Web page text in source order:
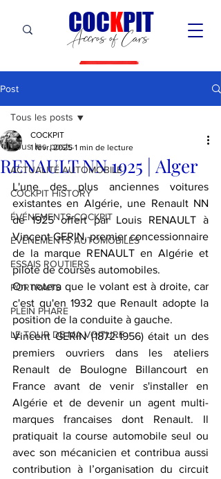
Accros of Cars
COCKPIT
Post
Tous les posts
ACTUALITÉ AUTOMOBILE
COCKPIT HiSTORY
ÉVÉNEMENTS COCKPIT
ÉVÉNEMENTS AUTOMOBILES
ESSAIS ROUTIERS
PORTRAITS
PLEIN PHARE
LE TOUR DE MA VOITURE
Tous les posts
RENAULT NN 1925 | Alger
COCKPIT
1 févr. 2025 1 min de lecture
L'une des plus anciennes voitures
existantes en Algérie, une Renault NN
de 1925 offert par Louis RENAULT à
Vincent GERIN, premier concessionnaire
de la marque RENAULT en Algérie et
pilote de courses automobiles.
On notera que le volant est à droite, car
c'est qu'en 1932 que Renault adopte la
position de la conduite à gauche.
Vincent GERIN (1872-1956) était un des
premiers ouvriers dans les ateliers
Renault de Boulogne Billancourt en
France avant de venir s'installer en
Algérie et de devenir un agent multi-
marques francaises dont Renault. Il
pratiquait la course automobile seul ou
avec son mécanicien et contribua aussi
contribution à l’organisation du circuit